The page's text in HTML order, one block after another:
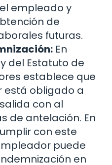
empleado y
de
futuras.
En
del Estatuto de
establece que
obligado a
con al
de antelación. En
con este
puede
en